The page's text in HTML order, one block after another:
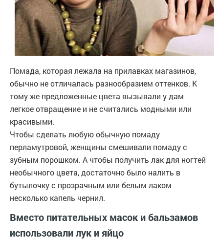
Помада, которая лежала на прилавках магазинов,
обычно не отличалась разнообразием оттенков. К
тому же предложенные цвета вызывали у дам
легкое отвращение и не считались модными или
красивыми.
Чтобы сделать любую обычную помаду
перламутровой, женщины смешивали помаду с
зубным порошком. А чтобы получить лак для ногтей
необычного цвета, достаточно было налить в
бутылочку с прозрачным или белым лаком
несколько капель чернил.
Вместо питательных масок и бальзамов
использовали лук и яйцо